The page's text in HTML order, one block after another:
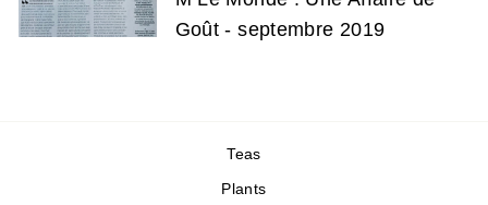
Goût - septembre 2019
Teas
Plants